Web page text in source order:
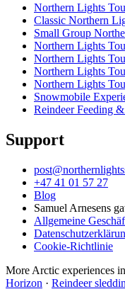
Northern Lights
Classic Northern
Small Group
Northern Lights
Northern Lights
Northern Lights
Northern Lights
Snowmobile
Reindeer Feeding
Support
+47 41 01 57 27
Blog
Samuel Arnesens
Allgemeine
Cookie-Richtlinie
More Arctic experiences
Horizon · Reindeer